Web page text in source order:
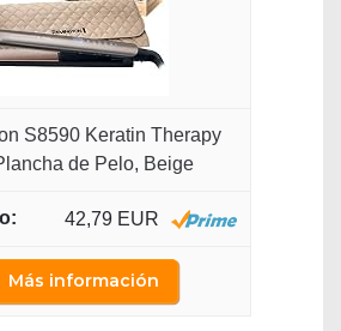
S8590 Keratin Therapy
de Pelo, Beige
42,79 EUR
Más información